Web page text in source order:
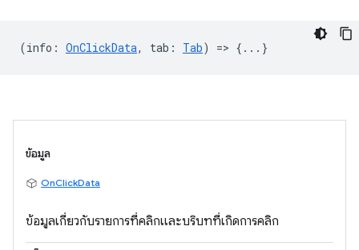
(info : OnClickData, tab : Tab) => {...}
ข้อมูล
OnClickData
ข้อมูลเกี่ยวกับรายการที่คลิกและบริบทที่เกิดการคลิก